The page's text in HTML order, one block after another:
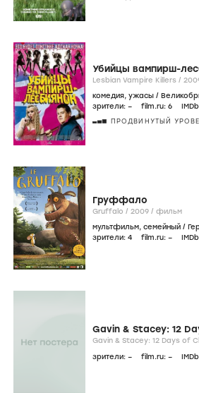
Убийцы вампирш-
Lesbian Vampire Killers /
комедия, ужасы /
зрители: – film.ru: 6
ПРОДВИНУТЫЙ
Груффало
Gruffalo / 2009 / фильм
мультфильм, семейный /
зрители: 4 film.ru: –
Gavin & Stacey: 12
зрители: – film.ru: –